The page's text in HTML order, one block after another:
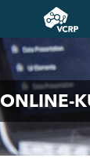
ONLINE-